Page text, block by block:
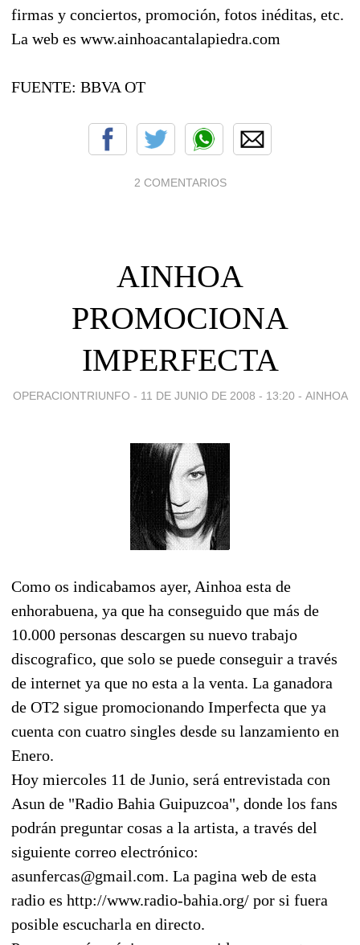
firmas y conciertos, promoción, fotos inéditas, etc.
La web es www.ainhoacantalapiedra.com
FUENTE: BBVA OT
2 COMENTARIOS
AINHOA
PROMOCIONA
IMPERFECTA
OPERACIONTRIUNFO - 11 DE JUNIO DE 2008 - 13:20 - AINHOA
Como os indicabamos ayer, Ainhoa esta de
enhorabuena, ya que ha conseguido que más de
10.000 personas descargen su nuevo trabajo
discografico, que solo se puede conseguir a través
de internet ya que no esta a la venta. La ganadora
de OT2 sigue promocionando Imperfecta que ya
cuenta con cuatro singles desde su lanzamiento en
Enero.
Hoy miercoles 11 de Junio, será entrevistada con
Asun de "Radio Bahia Guipuzcoa", donde los fans
podrán preguntar cosas a la artista, a través del
siguiente correo electrónico:
asunfercas@gmail.com. La pagina web de esta
radio es http://www.radio-bahia.org/ por si fuera
posible escucharla en directo.